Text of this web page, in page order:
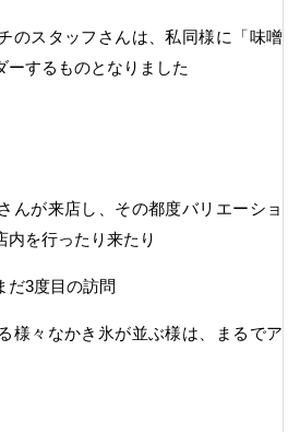
のスタッフさんは、私同様に「味噌
ーするものとなりました
んが来店し、その都度バリエーショ
内を行ったり来たり
だ3度目の訪問
様々なかき氷が並ぶ様は、まるでア